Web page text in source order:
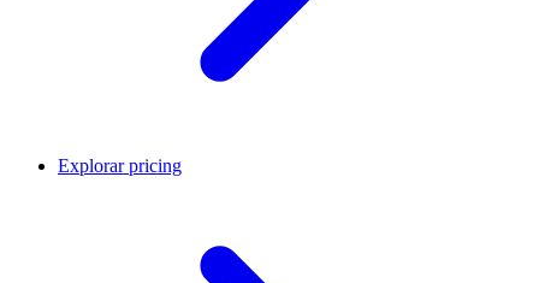
Explorar pricing